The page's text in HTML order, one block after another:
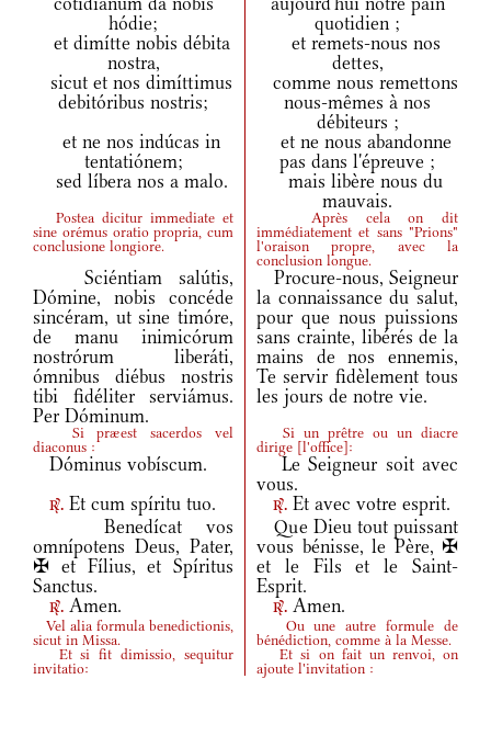
hódie;
quotidien ;
et dimítte nobis débita
nostra,
et remets-nous nos
dettes,
sicut et nos dimíttimus
debitóribus nostris;
comme nous remettons
nous-mêmes à nos
débiteurs ;
et ne nos indúcas in
tentatiónem;
et ne nous abandonne
pas dans l'épreuve ;
sed líbera nos a malo.
mais libère nous du
mauvais.
Postea dicitur immediate et
sine orémus oratio propria, cum
conclusione longiore.
Après cela on dit
immédiatement et sans "Prions"
l'oraison propre, avec la
conclusion longue.
Sciéntiam salútis,
Dómine, nobis concéde
sincéram, ut sine timóre,
de manu inimicórum
nostrórum liberáti,
ómnibus diébus nostris
tibi fidéliter serviámus.
Per Dóminum.
Procure-nous, Seigneur
la connaissance du salut,
pour que nous puissions
sans crainte, libérés de la
mains de nos ennemis,
Te servir fidèlement tous
les jours de notre vie.
Si præest sacerdos vel
diaconus :
Si un prêtre ou un diacre
dirige [l'office]:
Dóminus vobíscum.
Le Seigneur soit avec
vous.
r. Et cum spíritu tuo. r. Et avec votre esprit.
Benedícat vos
omnípotens Deus, Pater,
✠ et Fílius, et Spíritus
Sanctus.
Que Dieu tout puissant
vous bénisse, le Père, ✠
et le Fils et le Saint-
Esprit.
r. Amen. r. Amen.
Vel alia formula benedictionis,
sicut in Missa.
Ou une autre formule de
bénédiction, comme à la Messe.
Et si fit dimissio, sequitur
invitatio:
Et si on fait un renvoi, on
ajoute l'invitation :